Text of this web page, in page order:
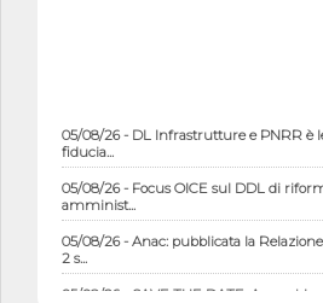
05/08/26 - DL Infrastrutture e PNRR è
fiducia...
05/08/26 - Focus OICE sul DDL di
amminist...
05/08/26 - Anac: pubblicata la
2 s...
05/08/26 - SAVE THE DATE: